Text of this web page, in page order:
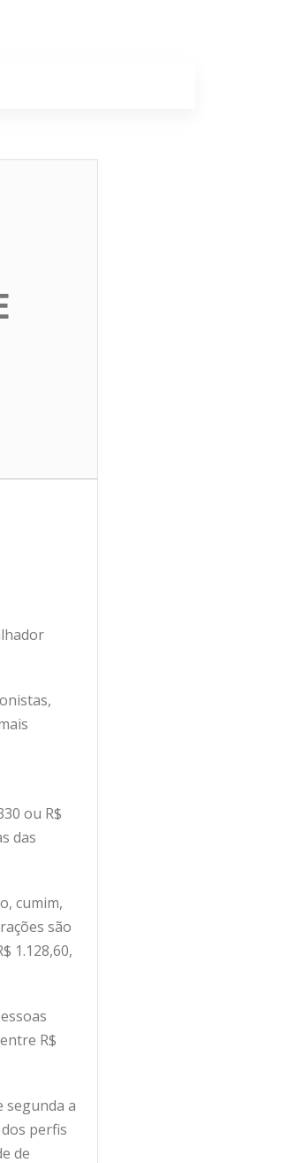
ou R$
das
cumim,
são
1.128,60,
R$
segunda a
perfis
de